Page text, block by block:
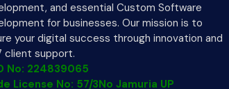
and essential Custom Software
for businesses. Our mission is to
your digital success through innovation and
client support.
No: 224839065
License No: 57/3No Jamuria UP